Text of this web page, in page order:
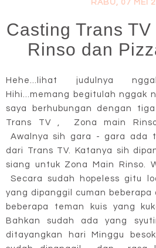
RABU, 07 MEI
Casting Trans
Rinso dan
Hehe...lihat judulnya
Hihi...memang begitulah nggak
saya berhubungan dengan
Trans TV , Zona main
Awalnya sih gara - gara ada
dari Trans TV. Katanya sih
siang untuk Zona Main Rinso.
Secara sudah hopeless gitu
yang dipanggil cuman
beberapa teman kuis yang
Bahkan sudah ada yang
ditayangkan hari Minggu